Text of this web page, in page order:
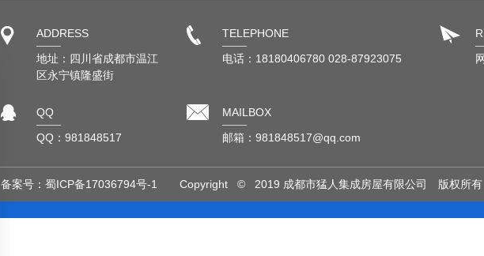
ADDRESS
地址：四川省成都市温江
区永宁镇隆盛街
TELEPHONE
电话：18180406780 028-87923075
QQ
QQ：981848517
MAILBOX
邮箱：981848517@qq.com
备案号： 蜀ICP备17036794号-1 Copyright © 2019 成都市猛人集成房屋有限公司 版权所